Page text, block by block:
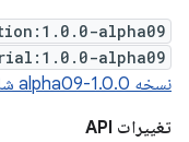
alpha09
alpha09
نسخه 1.0.0-alpha09 شامل این کامیت‌ها است.
تغییرات API